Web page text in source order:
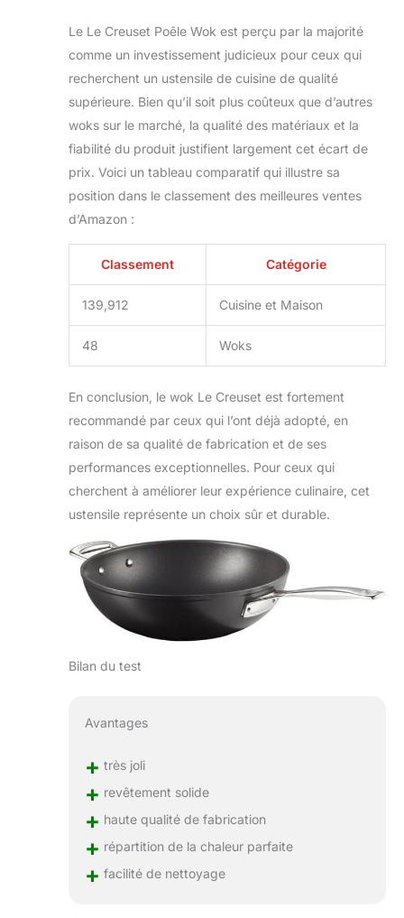
Le Le Creuset Poêle Wok est perçu par la majorité
comme un investissement judicieux pour ceux qui
recherchent un ustensile de cuisine de qualité
supérieure. Bien qu’il soit plus coûteux que d’autres
woks sur le marché, la qualité des matériaux et la
fiabilité du produit justifient largement cet écart de
prix. Voici un tableau comparatif qui illustre sa
position dans le classement des meilleures ventes
d’Amazon :
Classement Catégorie
139,912 Cuisine et Maison
48 Woks
En conclusion, le wok Le Creuset est fortement
recommandé par ceux qui l’ont déjà adopté, en
raison de sa qualité de fabrication et de ses
performances exceptionnelles. Pour ceux qui
cherchent à améliorer leur expérience culinaire, cet
ustensile représente un choix sûr et durable.
Bilan du test
Avantages
+ très joli
+ revêtement solide
+ haute qualité de fabrication
+ répartition de la chaleur parfaite
+ facilité de nettoyage